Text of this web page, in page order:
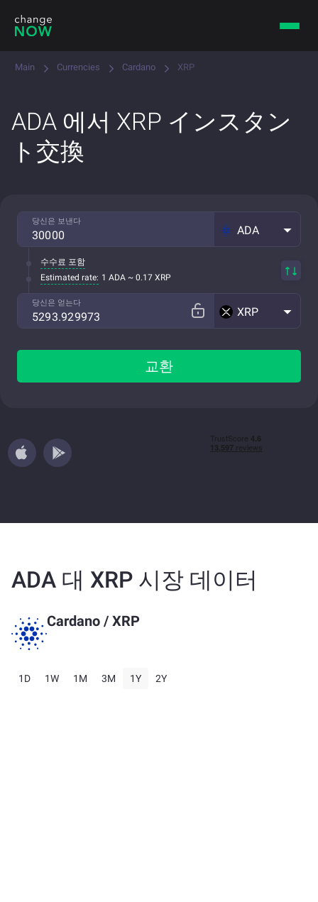
Main Currencies Cardano XRP
ADA 에서 XRP インスタン
ト交換
당신은 보낸다
ADA
수수료 포함
Estimated rate: 1 ADA ~ 0.17 XRP
당신은 얻는다
XRP
교환
ADA 대 XRP 시장 데이터
Cardano / XRP
1D 1W 1M 3M 1Y 2Y